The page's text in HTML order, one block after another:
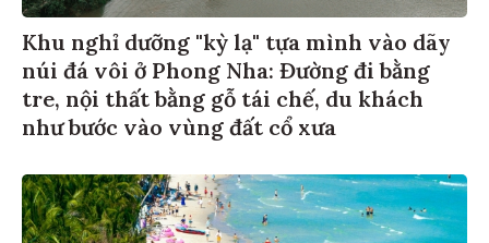
Khu nghỉ dưỡng "kỳ lạ" tựa mình vào dãy
núi đá vôi ở Phong Nha: Đường đi bằng
tre, nội thất bằng gỗ tái chế, du khách
như bước vào vùng đất cổ xưa